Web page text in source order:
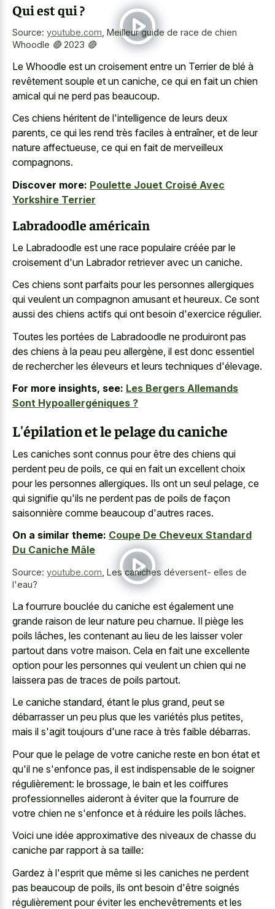
Qui est qui ?
Source: youtube.com Meilleur guide de race de chien
Whoodle 🔴 2023 🔴
Le Whoodle est un croisement entre un Terrier de blé à
revêtement souple et un caniche, ce qui en fait un chien
amical qui ne perd pas beaucoup.
Ces chiens héritent de l'intelligence de leurs deux
parents, ce qui les rend très faciles à entraîner, et de leur
nature affectueuse, ce qui en fait de merveilleux
compagnons.
Discover more: Poulette Jouet Croisé Avec
Yorkshire Terrier
Labradoodle américain
Le Labradoodle est une race populaire créée par le
croisement d'un Labrador retriever avec un caniche.
Ces chiens sont parfaits pour les personnes allergiques
qui veulent un compagnon amusant et heureux. Ce sont
aussi des chiens actifs qui ont besoin d'exercice régulier.
Toutes les portées de Labradoodle ne produiront pas
des chiens à la peau peu allergène, il est donc essentiel
de rechercher les éleveurs et leurs techniques d'élevage.
For more insights, see: Les Bergers Allemands
Sont Hypoallergéniques ?
L'épilation et le pelage du caniche
Les caniches sont connus pour être des chiens qui
perdent peu de poils, ce qui en fait un excellent choix
pour les personnes allergiques. Ils ont un seul pelage, ce
qui signifie qu'ils ne perdent pas de poils de façon
saisonnière comme beaucoup d'autres races.
On a similar theme: Coupe De Cheveux Standard
Du Caniche Mâle
Source: youtube.com Les caniches déversent- elles de
l'eau?
La fourrure bouclée du caniche est également une
grande raison de leur nature peu charnue. Il piège les
poils lâches, les contenant au lieu de les laisser voler
partout dans votre maison. Cela en fait une excellente
option pour les personnes qui veulent un chien qui ne
laissera pas de traces de poils partout.
Le caniche standard, étant le plus grand, peut se
débarrasser un peu plus que les variétés plus petites,
mais il s'agit toujours d'une race à très faible débarras.
Pour que le pelage de votre caniche reste en bon état et
qu'il ne s'enfonce pas, il est indispensable de le soigner
régulièrement: le brossage, le bain et les coiffures
professionnelles aideront à éviter que la fourrure de
votre chien ne s'enfonce et à réduire les poils lâches.
Voici une idée approximative des niveaux de chasse du
caniche par rapport à sa taille:
Gardez à l'esprit que même si les caniches ne perdent
pas beaucoup de poils, ils ont besoin d'être soignés
régulièrement pour éviter les enchevêtrements et les